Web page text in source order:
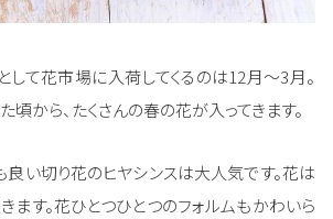
して花市場に入荷してくるのは12月～3月。
から、たくさんの春の花が入ってきます。
良い切り花のヒヤシンスは大人気です。花は
ます。花ひとつひとつのフォルムもかわいら